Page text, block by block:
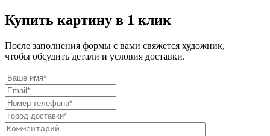
Купить картину в 1 клик
После заполнения формы с вами свяжется художник,
чтобы обсудить детали и условия доставки.